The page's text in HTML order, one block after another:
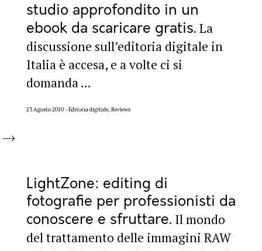
studio approfondito in un
ebook da scaricare gratis La
discussione sull’editoria digitale in
Italia è accesa, e a volte ci si
domanda ...
23 Agosto 2010 Editoria digitale, Reviews
LightZone: editing di
fotografie per professionisti da
conoscere e sfruttare Il mondo
del trattamento delle immagini RAW